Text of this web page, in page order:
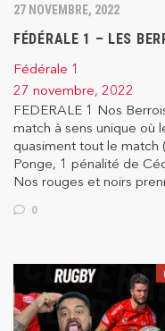
27 NOVEMBRE, 2022
FÉDÉRALE 1 – LES
Fédérale 1
27 novembre, 2022
FEDERALE 1 Nos
match à sens unique où
quasiment tout le match
Ponge, 1 pénalité de
Nos rouges et noirs
0